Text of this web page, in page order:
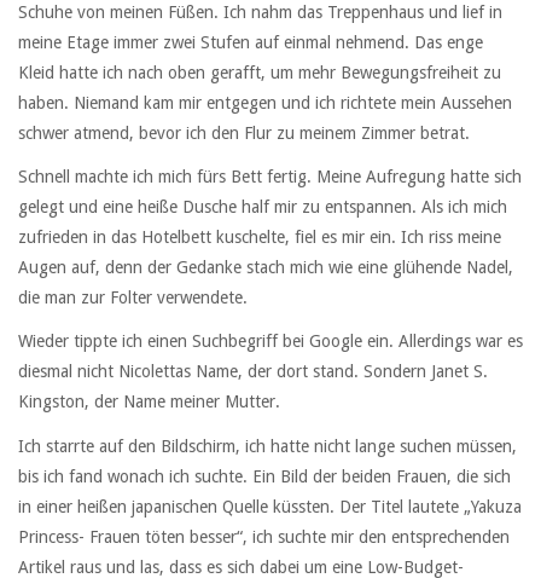
Schuhe von meinen Füßen. Ich nahm das Treppenhaus und lief in
meine Etage immer zwei Stufen auf einmal nehmend. Das enge
Kleid hatte ich nach oben gerafft, um mehr Bewegungsfreiheit zu
haben. Niemand kam mir entgegen und ich richtete mein Aussehen
schwer atmend, bevor ich den Flur zu meinem Zimmer betrat.
Schnell machte ich mich fürs Bett fertig. Meine Aufregung hatte sich
gelegt und eine heiße Dusche half mir zu entspannen. Als ich mich
zufrieden in das Hotelbett kuschelte, fiel es mir ein. Ich riss meine
Augen auf, denn der Gedanke stach mich wie eine glühende Nadel,
die man zur Folter verwendete.
Wieder tippte ich einen Suchbegriff bei Google ein. Allerdings war es
diesmal nicht Nicolettas Name, der dort stand. Sondern Janet S.
Kingston, der Name meiner Mutter.
Ich starrte auf den Bildschirm, ich hatte nicht lange suchen müssen,
bis ich fand wonach ich suchte. Ein Bild der beiden Frauen, die sich
in einer heißen japanischen Quelle küssten. Der Titel lautete „Yakuza
Princess- Frauen töten besser“, ich suchte mir den entsprechenden
Artikel raus und las, dass es sich dabei um eine Low-Budget-